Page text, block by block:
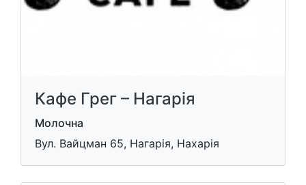
Кафе Грег – Нагарія
Молочна
Вул. Вайцман 65, Нагарія, Нахарія